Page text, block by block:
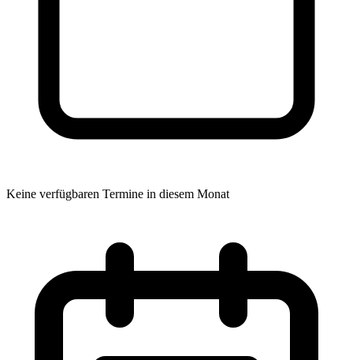
Keine verfügbaren Termine in diesem Monat